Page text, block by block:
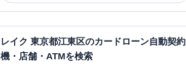
レイク 東京都江東区のカードローン自動契約
機・店舗・ATMを検索